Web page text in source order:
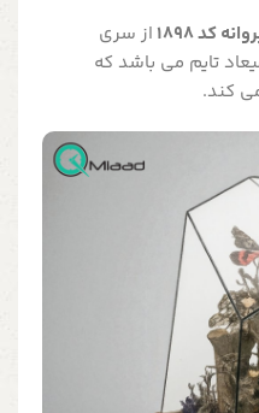
کد 1898
از سری
تایم می باشد که
کند.